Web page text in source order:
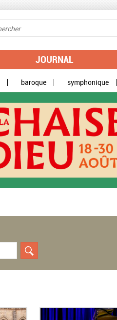
JOURNAL
baroque symphonique